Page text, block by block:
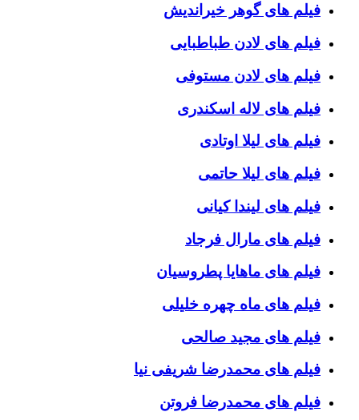
فیلم های گوهر خیراندیش
فیلم های لادن طباطبایی
فیلم های لادن مستوفی
فیلم های لاله اسکندری
فیلم های لیلا اوتادی
فیلم های لیلا حاتمی
فیلم های لیندا کیانی
فیلم های مارال فرجاد
فیلم های ماهایا پطروسیان
فیلم های ماه چهره خلیلی
فیلم های مجید صالحی
فیلم های محمدرضا شریفی نیا
فیلم های محمدرضا فروتن